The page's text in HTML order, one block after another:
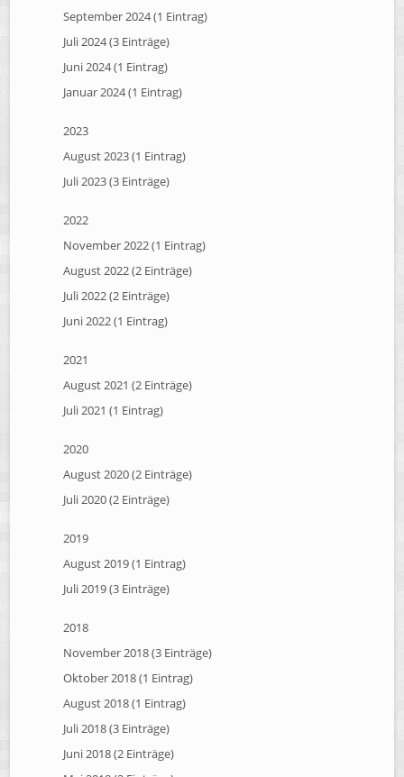
September 2024 (1 Eintrag)
Juli 2024 (3 Einträge)
Juni 2024 (1 Eintrag)
Januar 2024 (1 Eintrag)
2023
August 2023 (1 Eintrag)
Juli 2023 (3 Einträge)
2022
November 2022 (1 Eintrag)
August 2022 (2 Einträge)
Juli 2022 (2 Einträge)
Juni 2022 (1 Eintrag)
2021
August 2021 (2 Einträge)
Juli 2021 (1 Eintrag)
2020
August 2020 (2 Einträge)
Juli 2020 (2 Einträge)
2019
August 2019 (1 Eintrag)
Juli 2019 (3 Einträge)
2018
November 2018 (3 Einträge)
Oktober 2018 (1 Eintrag)
August 2018 (1 Eintrag)
Juli 2018 (3 Einträge)
Juni 2018 (2 Einträge)